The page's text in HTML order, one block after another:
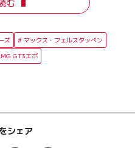
ズ
マックス・フェルスタッペン
GT3エボ
シェア